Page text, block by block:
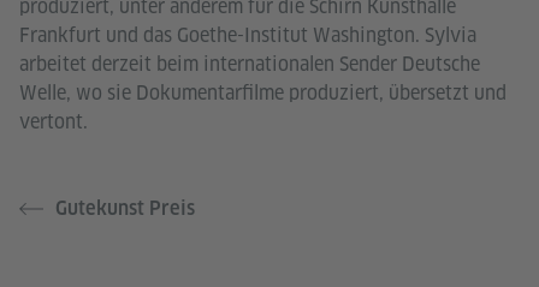
produziert, unter anderem für die Schirn Kunsthalle
Frankfurt und das Goethe-Institut Washington. Sylvia
arbeitet derzeit beim internationalen Sender Deutsche
Welle, wo sie Dokumentarfilme produziert, übersetzt und
vertont.
Gutekunst Preis